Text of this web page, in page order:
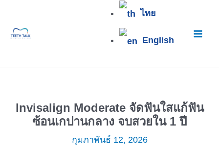
content
ไทย
English
Invisalign Moderate จัดฟันใสแก้ฟัน
ซ้อนเกปานกลาง จบสวยใน 1 ปี
กุมภาพันธ์ 12, 2026